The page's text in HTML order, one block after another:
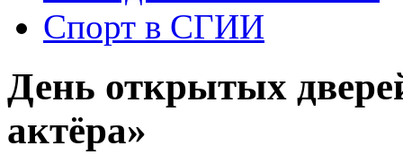
Спорт в СГИИ
День открытых
актёра»